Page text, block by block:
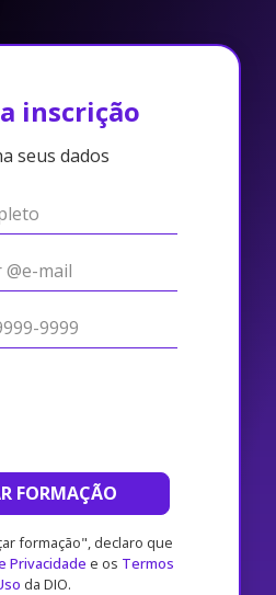
inscrição
seus dados
FORMAÇÃO
formação", declaro que
Privacidade e os Termos
da DIO.